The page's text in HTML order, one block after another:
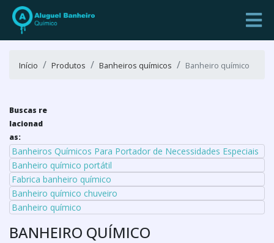
Início Produtos Banheiros químicos Banheiro químico
Buscas re
lacionad
as:
Banheiros Químicos Para Portador de Necessidades Especiais
Banheiro químico portátil
Fabrica banheiro químico
Banheiro químico chuveiro
Banheiro químico
BANHEIRO QUÍMICO